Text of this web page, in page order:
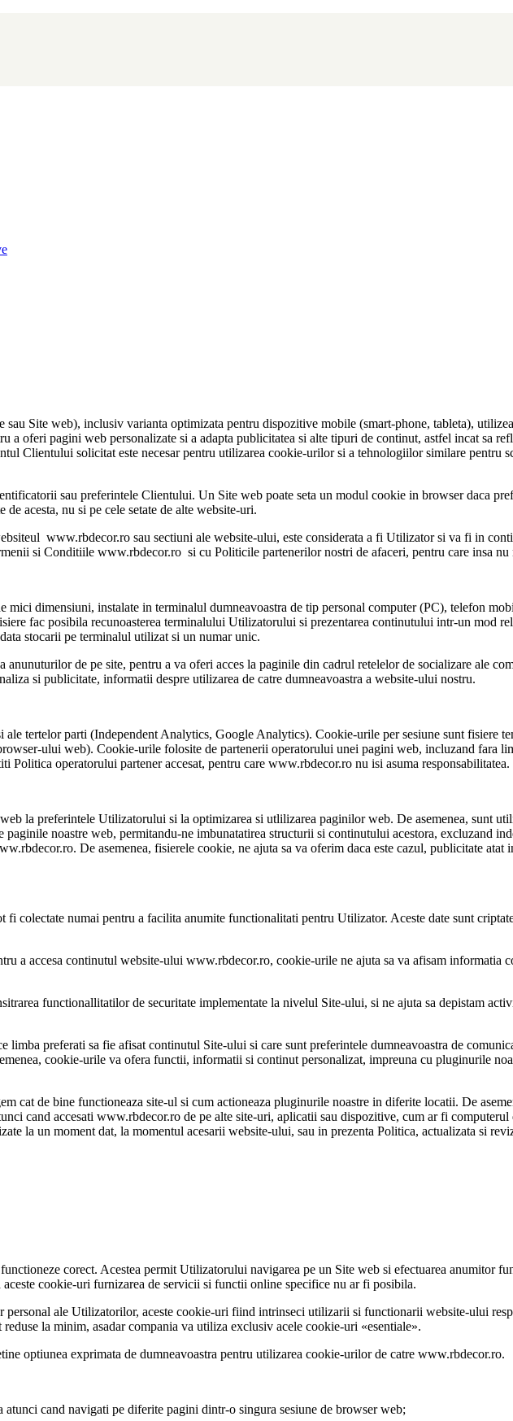
Site web), inclusiv varianta optimizata pentru dispozitive mobile (smart-phone, tableta),
a oferi pagini web personalizate si a adapta publicitatea si alte tipuri de continut, astfel incat sa
Clientului solicitat este necesar pentru utilizarea cookie-urilor si a tehnologiilor similare pentru
sau preferintele Clientului. Un Site web poate seta un modul cookie in browser daca
acesta, nu si pe cele setate de alte website-uri.
www.rbdecor.ro sau sectiuni ale website-ului, este considerata a fi Utilizator si va fi in
si Conditiile www.rbdecor.ro si cu Politicile partenerilor nostri de afaceri, pentru care insa nu
dimensiuni, instalate in terminalul dumneavoastra de tip personal computer (PC), telefon
fac posibila recunoasterea terminalului Utilizatorului si prezentarea continutului intr-un mod
stocarii pe terminalul utilizat si un numar unic.
de pe site, pentru a va oferi acces la paginile din cadrul retelelor de socializare ale
si publicitate, informatii despre utilizarea de catre dumneavoastra a website-ului nostru.
tertelor parti (Independent Analytics, Google Analytics). Cookie-urile per sesiune sunt fisiere
ului web). Cookie-urile folosite de partenerii operatorului unei pagini web, incluzand fara
Politica operatorului partener accesat, pentru care www.rbdecor.ro nu isi asuma responsabilitatea.
la preferintele Utilizatorului si la optimizarea si utlilizarea paginilor web. De asemenea, sunt
paginile noastre web, permitandu-ne imbunatatirea structurii si continutului acestora, excluzand
De asemenea, fisierele cookie, ne ajuta sa va oferim daca este cazul, publicitate atat
colectate numai pentru a facilita anumite functionalitati pentru Utilizator. Aceste date sunt
a accesa continutul website-ului www.rbdecor.ro, cookie-urile ne ajuta sa va afisam informatia
functionallitatilor de securitate implementate la nivelul Site-ului, si ne ajuta sa depistam
preferati sa fie afisat continutul Site-ului si care sunt preferintele dumneavoastra de
cookie-urile va ofera functii, informatii si continut personalizat, impreuna cu pluginurile
cat de bine functioneaza site-ul si cum actioneaza pluginurile noastre in diferite locatii. De
cand accesati www.rbdecor.ro de pe alte site-uri, aplicatii sau dispozitive, cum ar fi
la un moment dat, la momentul acesarii website-ului, sau in prezenta Politica, actualizata si
corect. Acestea permit Utilizatorului navigarea pe un Site web si efectuarea anumitor
cookie-uri furnizarea de servicii si functii online specifice nu ar fi posibila.
personal ale Utilizatorilor, aceste cookie-uri fiind intrinseci utilizarii si functionarii website-ului
la minim, asadar compania va utiliza exclusiv acele cookie-uri «esentiale».
optiunea exprimata de dumneavoastra pentru utilizarea cookie-urilor de catre www.rbdecor.ro.
cand navigati pe diferite pagini dintr-o singura sesiune de browser web;